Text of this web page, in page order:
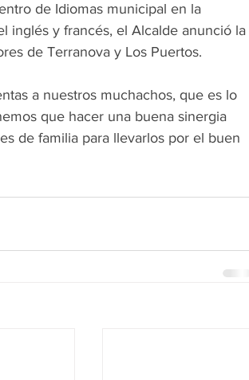
de Idiomas municipal en la
inglés y francés, el Alcalde anunció la
de Terranova y Los Puertos.
a nuestros muchachos, que es lo
que hacer una buena sinergia
de familia para llevarlos por el buen